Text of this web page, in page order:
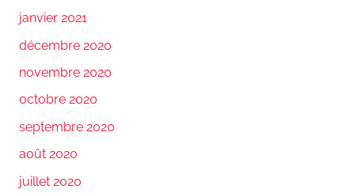
janvier 2021
décembre 2020
novembre 2020
octobre 2020
septembre 2020
août 2020
juillet 2020